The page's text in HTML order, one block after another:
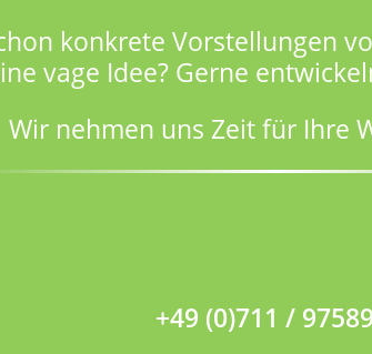
konkrete Vorstellungen
vage Idee? Gerne
Wir nehmen uns Zeit für Ihre
+49 (0)711 /